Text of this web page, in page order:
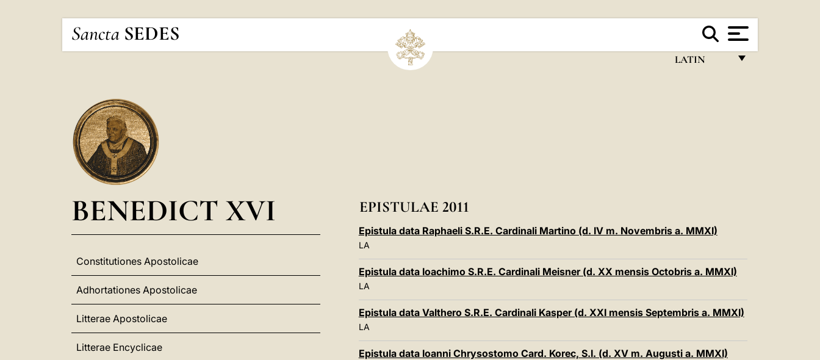
Sancta SEDES
LATIN
POLSKI
中文
LATINE
BENEDICT XVI
Constitutiones Apostolicae
Adhortationes Apostolicae
Litterae Apostolicae
Litterae Encyclicae
EPISTULAE 2011
Epistula data Raphaeli S.R.E. Cardinali Martino (d. IV m. Novembris a. MMXI)
LA
Epistula data Ioachimo S.R.E. Cardinali Meisner (d. XX mensis Octobris a. MMXI)
LA
Epistula data Valthero S.R.E. Cardinali Kasper (d. XXI mensis Septembris a. MMXI)
LA
Epistula data Ioanni Chrysostomo Card. Korec, S.I. (d. XV m. Augusti a. MMXI)